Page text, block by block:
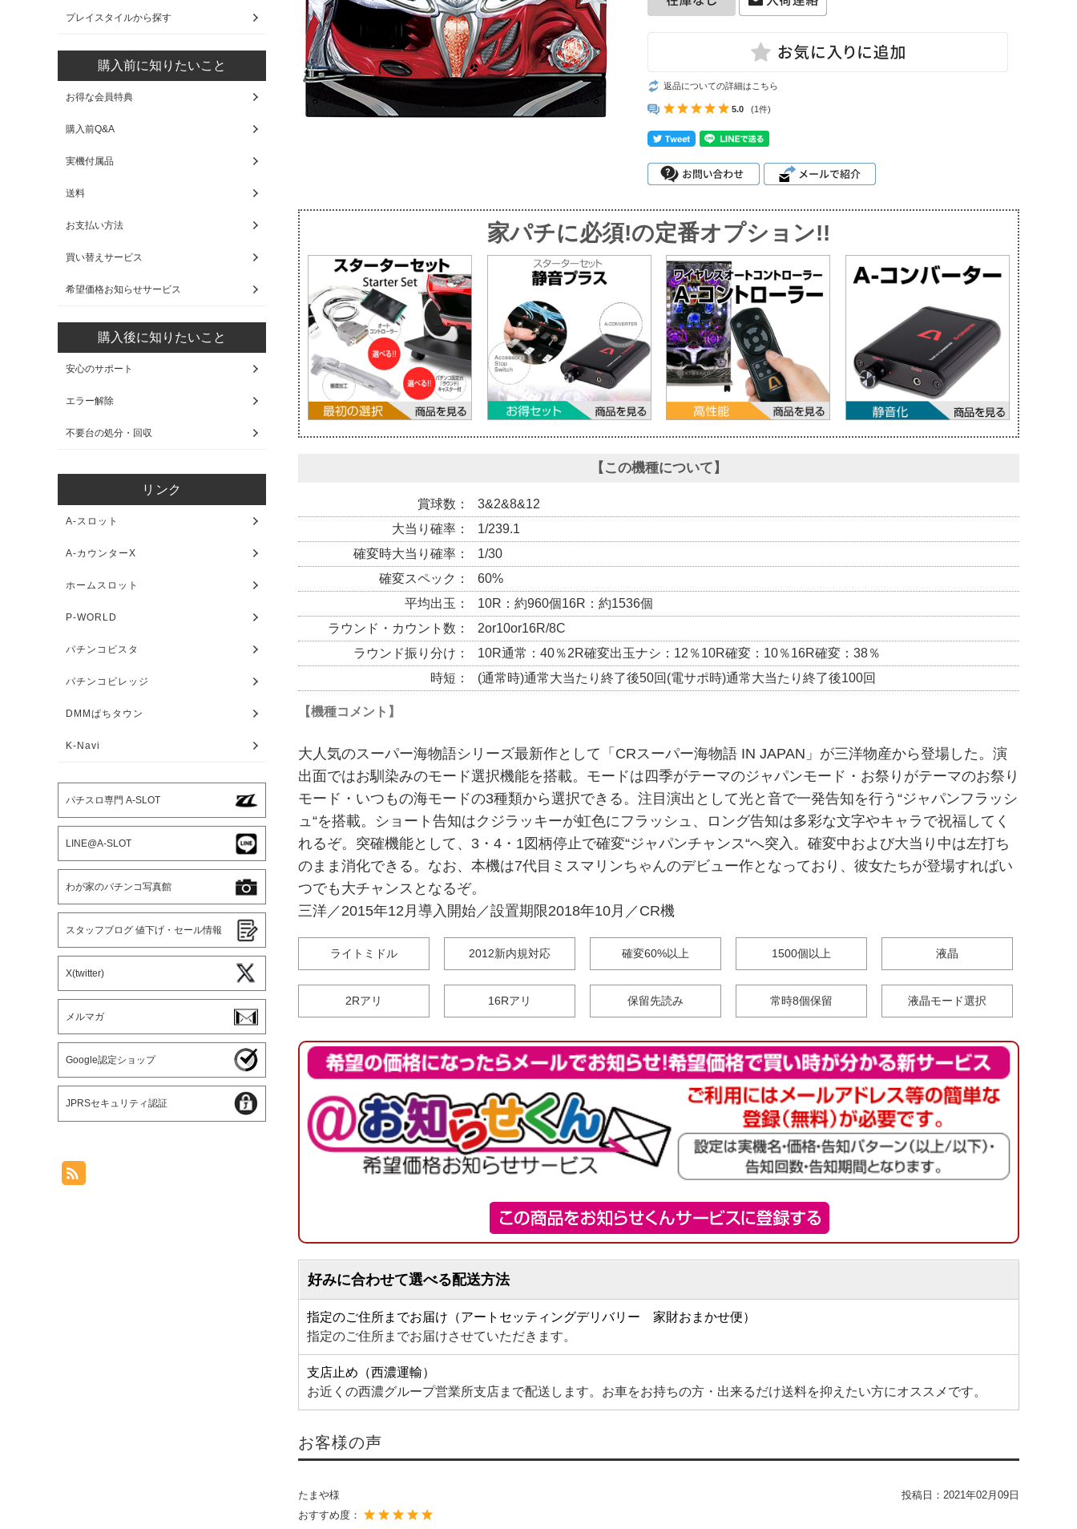
返品についての詳細はこちら
5.0 (1件)
家パチに必須!の定番オプション!!
【この機種について】
賞球数
3&2&8&12
大当り確率
1/239.1
確変時大当り確率
1/30
確変スペック
60%
平均出玉
10R：約960個16R：約1536個
ラウンド・カウント数
2or10or16R/8C
ラウンド振り分け
10R通常：40％2R確変出玉ナシ：12％10R確変：10％16R確変：38％
時短
(通常時)通常大当たり終了後50回(電サポ時)通常大当たり終了後100回
【機種コメント】
大人気のスーパー海物語シリーズ最新作として「CRスーパー海物語 IN JAPAN」が三洋物産から登場した。演
出面ではお馴染みのモード選択機能を搭載。モードは四季がテーマのジャパンモード・お祭りがテーマのお祭り
モード・いつもの海モードの3種類から選択できる。注目演出として光と音で一発告知を行う“ジャパンフラッシ
ュ“を搭載。ショート告知はクジラッキーが虹色にフラッシュ、ロング告知は多彩な文字やキャラで祝福してく
れるぞ。突確機能として、3・4・1図柄停止で確変“ジャパンチャンス“へ突入。確変中および大当り中は左打ち
のまま消化できる。なお、本機は7代目ミスマリンちゃんのデビュー作となっており、彼女たちが登場すればい
つでも大チャンスとなるぞ。
三洋／2015年12月導入開始／設置期限2018年10月／CR機
ライトミドル 2012新内規対応 確変60%以上 1500個以上 液晶
2Rアリ 16Rアリ 保留先読み 常時8個保留 液晶モード選択
好みに合わせて選べる配送方法
指定のご住所までお届け（アートセッティングデリバリー 家財おまかせ便）
指定のご住所までお届けさせていただきます。
支店止め（西濃運輸）
お近くの西濃グループ営業所支店まで配送します。お車をお持ちの方・出来るだけ送料を抑えたい方にオススメです。
お客様の声
たまや様 投稿日： 2021年02月09日
おすすめ度：
プレイスタイルから探す
購入前に知りたいこと
お得な会員特典
購入前Q&A
実機付属品
送料
お支払い方法
買い替えサービス
希望価格お知らせサービス
購入後に知りたいこと
安心のサポート
エラー解除
不要台の処分・回収
リンク
A-スロット
A-カウンターX
ホームスロット
P-WORLD
パチンコビスタ
パチンコビレッジ
DMMぱちタウン
K-Navi
パチスロ専門 A-SLOT
LINE@A-SLOT
わが家のパチンコ写真館
スタッフブログ 値下げ・セール情報
X(twitter)
メルマガ
Google認定ショップ
JPRSセキュリティ認証